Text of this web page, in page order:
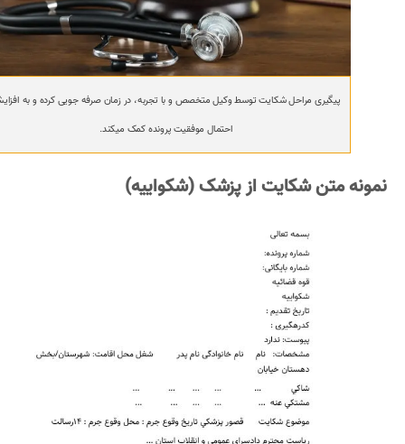
پیگیری مراحل شکایت توسط وکیل متخصص و با تجربه، در زمان صرفه جویی کرده و به
احتمال موفقیت پرونده کمک میکند.
نمونه متن شکایت از پزشک (شکواییه)